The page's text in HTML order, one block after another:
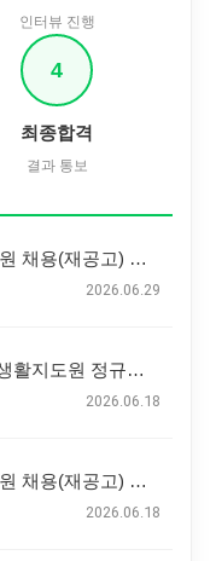
인터뷰 진행
4
최종합격
결과 통보
인천광명원 생활지도원 채용(재공고) 최종 합격자 발표
2026.06.29
[재공고] 인천광명원 생활지도원 정규직 공개 채용 공고
2026.06.18
인천광명원 생활지도원 채용(재공고) 최종 합격자 발표
2026.06.18